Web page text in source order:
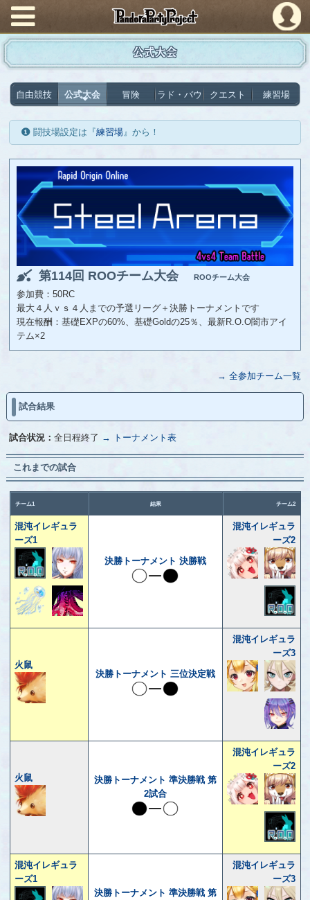
PandoraPartyProject
公式大会
自由競技 公式大会 冒険 ラド・バウ クエスト 練習場
闘技場設定は『練習場』から！
第114回 ROOチーム大会 ROOチーム大会
参加費：50RC
最大４人ｖｓ４人までの予選リーグ＋決勝トーナメントです
現在報酬：基礎EXPの60%、基礎Goldの25％、最新R.O.O闇市アイ
テム×2
→ 全参加チーム一覧
試合結果
試合状況：全日程終了 → トーナメント表
これまでの試合
チーム1 結果 チーム2
混沌イレギュラ
ーズ1
決勝トーナメント 決勝戦
混沌イレギュラ
ーズ2
火鼠
決勝トーナメント 三位決定戦
混沌イレギュラ
ーズ3
火鼠
決勝トーナメント 準決勝戦 第
2試合
混沌イレギュラ
ーズ2
混沌イレギュラ
ーズ1
決勝トーナメント 準決勝戦 第
混沌イレギュラ
ーズ3